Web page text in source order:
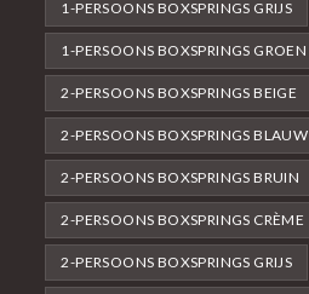
1-PERSOONS BOXSPRINGS GRIJS
1-PERSOONS BOXSPRINGS GROEN
2-PERSOONS BOXSPRINGS BEIGE
2-PERSOONS BOXSPRINGS BLAUW
2-PERSOONS BOXSPRINGS BRUIN
2-PERSOONS BOXSPRINGS CRÈME
2-PERSOONS BOXSPRINGS GRIJS